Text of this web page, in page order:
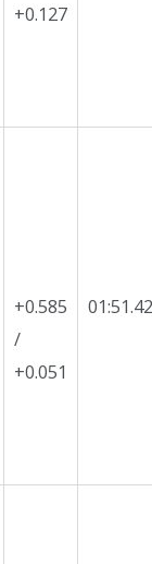
+0.127
+0.585
/
+0.051